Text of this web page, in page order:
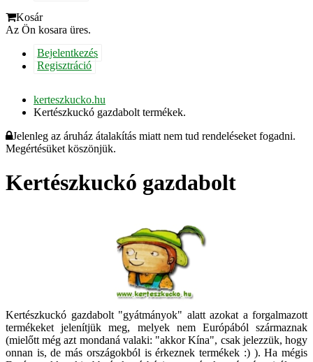
Kosár
Az Ön kosara üres.
Bejelentkezés
Regisztráció
kerteszkucko.hu
Kertészkuckó gazdabolt termékek.
Jelenleg az áruház átalakítás miatt nem tud rendeléseket fogadni.
Megértésüket köszönjük.
Kertészkuckó gazdabolt
Kertészkuckó gazdabolt "gyátmányok" alatt azokat a forgalmazott
termékeket jelenítjük meg, melyek nem Európából származnak
(mielőtt még azt mondaná valaki: "akkor Kína", csak jelezzük, hogy
onnan is, de más országokból is érkeznek termékek :) ). Ha mégis